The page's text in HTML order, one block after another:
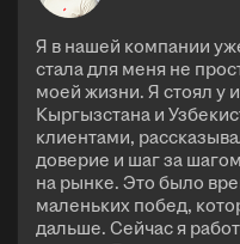
Я в нашей компании
стала для меня не
моей жизни. Я стоял у
Кыргызстана и
клиентами,
доверие и шаг за
на рынке. Это было
маленьких побед,
дальше. Сейчас я